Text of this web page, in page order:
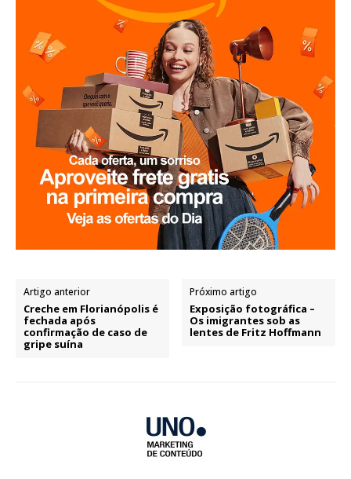
Artigo anterior
Creche em Florianópolis é
fechada após
confirmação de caso de
gripe suína
Próximo artigo
Exposição fotográfica –
Os imigrantes sob as
lentes de Fritz Hoffmann